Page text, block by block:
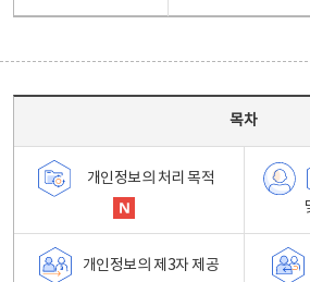
목차
개인정보의 처리 목적
개인정보의 제3자 제공